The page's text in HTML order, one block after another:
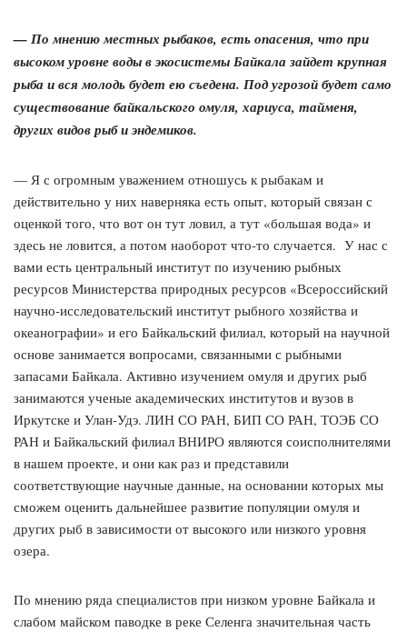
— По мнению местных рыбаков, есть опасения, что при
высоком уровне воды в экосистемы Байкала зайдет крупная
рыба и вся молодь будет ею съедена. Под угрозой будет само
существование байкальского омуля, хариуса, тайменя,
других видов рыб и эндемиков.
— Я с огромным уважением отношусь к рыбакам и
действительно у них наверняка есть опыт, который связан с
оценкой того, что вот он тут ловил, а тут «большая вода» и
здесь не ловится, а потом наоборот что-то случается. У нас с
вами есть центральный институт по изучению рыбных
ресурсов Министерства природных ресурсов «Всероссийский
научно-исследовательский институт рыбного хозяйства и
океанографии» и его Байкальский филиал, который на научной
основе занимается вопросами, связанными с рыбными
запасами Байкала. Активно изучением омуля и других рыб
занимаются ученые академических институтов и вузов в
Иркутске и Улан-Удэ. ЛИН СО РАН, БИП СО РАН, ТОЭБ СО
РАН и Байкальский филиал ВНИРО являются соисполнителями
в нашем проекте, и они как раз и представили
соответствующие научные данные, на основании которых мы
сможем оценить дальнейшее развитие популяции омуля и
других рыб в зависимости от высокого или низкого уровня
озера.
По мнению ряда специалистов при низком уровне Байкала и
слабом майском паводке в реке Селенга значительная часть